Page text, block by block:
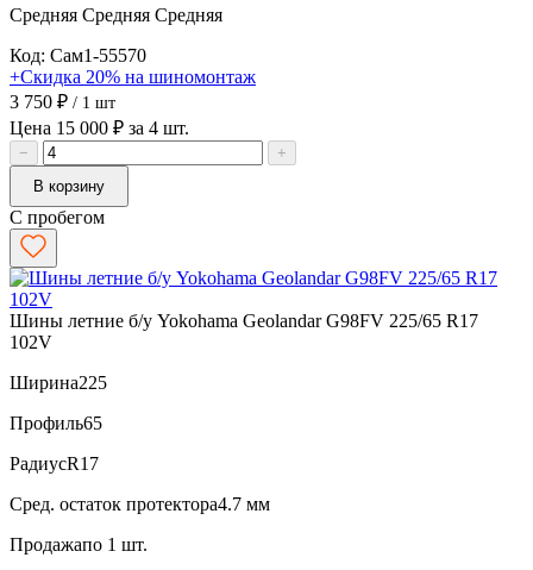
Средняя Средняя Средняя
Код: Сам1-55570
+Скидка 20% на шиномонтаж
3 750 ₽ / 1 шт
Цена 15 000 ₽ за 4 шт.
−
+
В корзину
С пробегом
Шины летние б/у Yokohama Geolandar G98FV 225/65 R17
102V
Ширина225
Профиль65
РадиусR17
Сред. остаток протектора4.7 мм
Продажапо 1 шт.